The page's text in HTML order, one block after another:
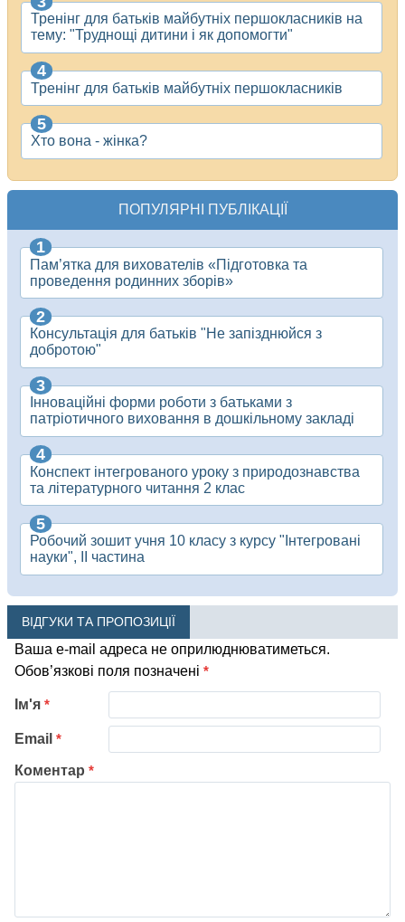
Тренінг для батьків майбутніх першокласників на
тему: "Труднощі дитини і як допомогти"
Тренінг для батьків майбутніх першокласників
Хто вона - жінка?
ПОПУЛЯРНІ ПУБЛІКАЦІЇ
Пам’ятка для вихователів «Підготовка та
проведення родинних зборів»
Консультація для батьків "Не запізднюйся з
добротою"
Інноваційні форми роботи з батьками з
патріотичного виховання в дошкільному закладі
Конспект інтегрованого уроку з природознавства
та літературного читання 2 клас
Робочий зошит учня 10 класу з курсу "Інтегровані
науки", ІІ частина
ВІДГУКИ ТА ПРОПОЗИЦІЇ
Ваша e-mail адреса не оприлюднюватиметься.
Обов’язкові поля позначені *
Коментар *
Ім'я *
Email *